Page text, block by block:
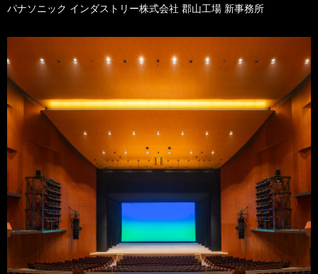
パナソニック インダストリー株式会社 郡山工場 新事務所